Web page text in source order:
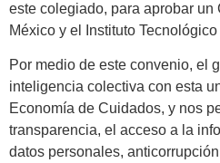
este colegiado, para aprobar
México y el Instituto
Por medio de este convenio, el
inteligencia colectiva con esta
Economía de Cuidados, y nos
transparencia, el acceso a la
datos personales,